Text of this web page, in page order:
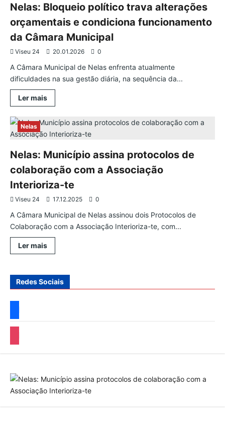
Gastronómico
do
Coelho
Nelas: Bloqueio político trava alterações
orçamentais e condiciona funcionamento
da Câmara Municipal
Viseu 24 20.01.2026 0
A Câmara Municipal de Nelas enfrenta atualmente
dificuldades na sua gestão diária, na sequência da...
Ler maisLeia
mais
Nelas:
Bloqueio
político
trava
orçamentais
e
condiciona
funcionamento
da
Câmara
Municipal
Nelas
Nelas: Município assina protocolos de
colaboração com a Associação
Interioriza-te
Viseu 24 17.12.2025 0
A Câmara Municipal de Nelas assinou dois Protocolos de
Colaboração com a Associação Interioriza-te, com...
Ler maisLeia
mais
Município
assina
protocolos
Associação
Redes Sociais